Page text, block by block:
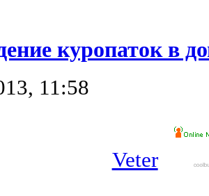
куропаток в
11:58
Veter